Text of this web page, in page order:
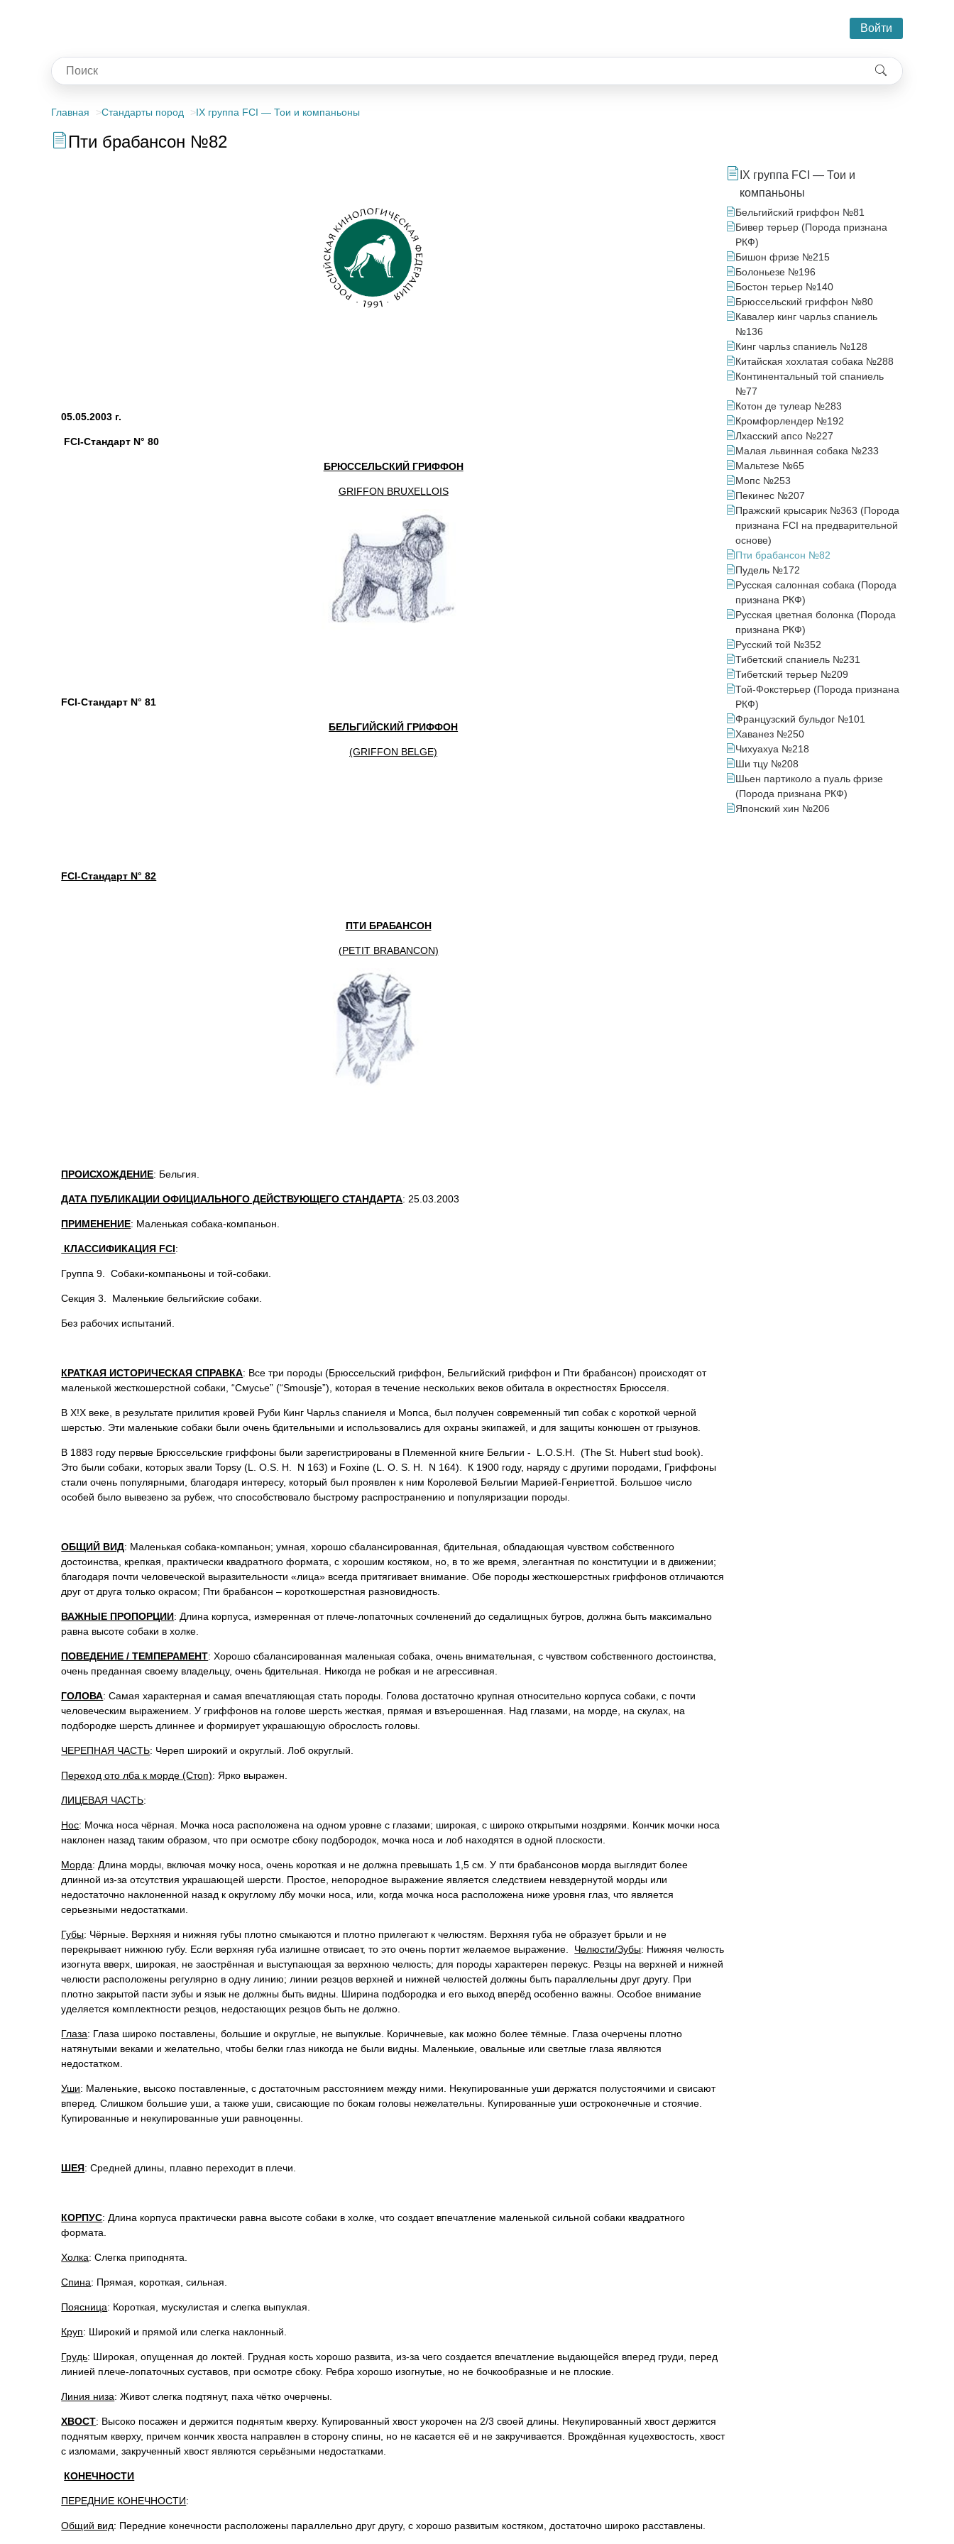
Войти
Главная Стандарты пород IX группа FCI — Тои и компаньоны
Пти брабансон №82
05.05.2003 г.
FCI-Стандарт N° 80
БРЮССЕЛЬСКИЙ ГРИФФОН
GRIFFON BRUXELLOIS
FCI-Стандарт N° 81
БЕЛЬГИЙСКИЙ ГРИФФОН
(GRIFFON BELGE)
FCI-Стандарт N° 82
ПТИ БРАБАНСОН
(PETIT BRABANCON)
ПРОИСХОЖДЕНИЕ: Бельгия.
ДАТА ПУБЛИКАЦИИ ОФИЦИАЛЬНОГО ДЕЙСТВУЮЩЕГО СТАНДАРТА: 25.03.2003
ПРИМЕНЕНИЕ: Маленькая собака-компаньон.
КЛАССИФИКАЦИЯ FCI:
Группа 9. Собаки-компаньоны и той-собаки.
Секция 3. Маленькие бельгийские собаки.
Без рабочих испытаний.
КРАТКАЯ ИСТОРИЧЕСКАЯ СПРАВКА: Все три породы (Брюссельский гриффон, Бельгийский гриффон и Пти брабансон) происходят от
маленькой жесткошерстной собаки, “Смусье” (“Smousje”), которая в течение нескольких веков обитала в окрестностях Брюсселя.
В X!X веке, в результате прилития кровей Руби Кинг Чарльз спаниеля и Мопса, был получен современный тип собак с короткой черной
шерстью. Эти маленькие собаки были очень бдительными и использовались для охраны экипажей, и для защиты конюшен от грызунов.
В 1883 году первые Брюссельские гриффоны были зарегистрированы в Племенной книге Бельгии - L.O.S.H. (The St. Hubert stud book).
Это были собаки, которых звали Topsy (L. O.S. H. N 163) и Foxine (L. O. S. H. N 164). К 1900 году, наряду с другими породами, Гриффоны
стали очень популярными, благодаря интересу, который был проявлен к ним Королевой Бельгии Марией-Генриеттой. Большое число
особей было вывезено за рубеж, что способствовало быстрому распространению и популяризации породы.
ОБЩИЙ ВИД: Маленькая собака-компаньон; умная, хорошо сбалансированная, бдительная, обладающая чувством собственного
достоинства, крепкая, практически квадратного формата, с хорошим костяком, но, в то же время, элегантная по конституции и в движении;
благодаря почти человеческой выразительности «лица» всегда притягивает внимание. Обе породы жесткошерстных гриффонов отличаются
друг от друга только окрасом; Пти брабансон – короткошерстная разновидность.
ВАЖНЫЕ ПРОПОРЦИИ: Длина корпуса, измеренная от плече-лопаточных сочленений до седалищных бугров, должна быть максимально
равна высоте собаки в холке.
ПОВЕДЕНИЕ / ТЕМПЕРАМЕНТ: Хорошо сбалансированная маленькая собака, очень внимательная, с чувством собственного достоинства,
очень преданная своему владельцу, очень бдительная. Никогда не робкая и не агрессивная.
ГОЛОВА: Самая характерная и самая впечатляющая стать породы. Голова достаточно крупная относительно корпуса собаки, с почти
человеческим выражением. У гриффонов на голове шерсть жесткая, прямая и взъерошенная. Над глазами, на морде, на скулах, на
подбородке шерсть длиннее и формирует украшающую оброслость головы.
ЧЕРЕПНАЯ ЧАСТЬ: Череп широкий и округлый. Лоб округлый.
Переход ото лба к морде (Стоп): Ярко выражен.
ЛИЦЕВАЯ ЧАСТЬ:
Нос: Мочка носа чёрная. Мочка носа расположена на одном уровне с глазами; широкая, с широко открытыми ноздрями. Кончик мочки носа
наклонен назад таким образом, что при осмотре сбоку подбородок, мочка носа и лоб находятся в одной плоскости.
Морда: Длина морды, включая мочку носа, очень короткая и не должна превышать 1,5 см. У пти брабансонов морда выглядит более
длинной из-за отсутствия украшающей шерсти. Простое, непородное выражение является следствием невздернутой морды или
недостаточно наклоненной назад к округлому лбу мочки носа, или, когда мочка носа расположена ниже уровня глаз, что является
серьезными недостатками.
Губы: Чёрные. Верхняя и нижняя губы плотно смыкаются и плотно прилегают к челюстям. Верхняя губа не образует брыли и не
перекрывает нижнюю губу. Если верхняя губа излишне отвисает, то это очень портит желаемое выражение. Челюсти/Зубы: Нижняя челюсть
изогнута вверх, широкая, не заострённая и выступающая за верхнюю челюсть; для породы характерен перекус. Резцы на верхней и нижней
челюсти расположены регулярно в одну линию; линии резцов верхней и нижней челюстей должны быть параллельны друг другу. При
плотно закрытой пасти зубы и язык не должны быть видны. Ширина подбородка и его выход вперёд особенно важны. Особое внимание
уделяется комплектности резцов, недостающих резцов быть не должно.
Глаза: Глаза широко поставлены, большие и округлые, не выпуклые. Коричневые, как можно более тёмные. Глаза очерчены плотно
натянутыми веками и желательно, чтобы белки глаз никогда не были видны. Маленькие, овальные или светлые глаза являются
недостатком.
Уши: Маленькие, высоко поставленные, с достаточным расстоянием между ними. Некупированные уши держатся полустоячими и свисают
вперед. Слишком большие уши, а также уши, свисающие по бокам головы нежелательны. Купированные уши остроконечные и стоячие.
Купированные и некупированные уши равноценны.
ШЕЯ: Средней длины, плавно переходит в плечи.
КОРПУС: Длина корпуса практически равна высоте собаки в холке, что создает впечатление маленькой сильной собаки квадратного
формата.
Холка: Слегка приподнята.
Спина: Прямая, короткая, сильная.
Поясница: Короткая, мускулистая и слегка выпуклая.
Круп: Широкий и прямой или слегка наклонный.
Грудь: Широкая, опущенная до локтей. Грудная кость хорошо развита, из-за чего создается впечатление выдающейся вперед груди, перед
линией плече-лопаточных суставов, при осмотре сбоку. Ребра хорошо изогнутые, но не бочкообразные и не плоские.
Линия низа: Живот слегка подтянут, паха чётко очерчены.
ХВОСТ: Высоко посажен и держится поднятым кверху. Купированный хвост укорочен на 2/3 своей длины. Некупированный хвост держится
поднятым кверху, причем кончик хвоста направлен в сторону спины, но не касается её и не закручивается. Врождённая куцехвостость, хвост
с изломами, закрученный хвост являются серьёзными недостатками.
КОНЕЧНОСТИ
ПЕРЕДНИЕ КОНЕЧНОСТИ:
Общий вид: Передние конечности расположены параллельно друг другу, с хорошо развитым костяком, достаточно широко расставлены.
IX группа FCI — Тои и
компаньоны
Бельгийский гриффон №81
Бивер терьер (Порода признана
РКФ)
Бишон фризе №215
Болоньезе №196
Бостон терьер №140
Брюссельский гриффон №80
Кавалер кинг чарльз спаниель
№136
Кинг чарльз спаниель №128
Китайская хохлатая собака №288
Континентальный той спаниель
№77
Котон де тулеар №283
Кромфорлендер №192
Лхасский апсо №227
Малая львинная собака №233
Мальтезе №65
Мопс №253
Пекинес №207
Пражский крысарик №363 (Порода
признана FCI на предварительной
основе)
Пти брабансон №82
Пудель №172
Русская салонная собака (Порода
признана РКФ)
Русская цветная болонка (Порода
признана РКФ)
Русский той №352
Тибетский спаниель №231
Тибетский терьер №209
Той-Фокстерьер (Порода признана
РКФ)
Французский бульдог №101
Хаванез №250
Чихуахуа №218
Ши тцу №208
Шьен партиколо а пуаль фризе
(Порода признана РКФ)
Японский хин №206